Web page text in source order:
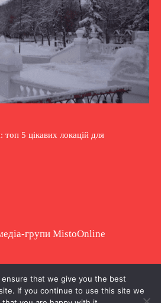
5 цікавих локацій для
групи MistoOnline
матеріалу
можна з гіперпосиланням.
ensure that we give you the best
If you continue to use this site we